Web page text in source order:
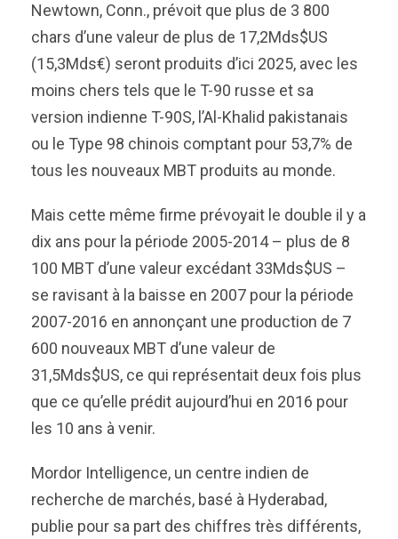
Newtown, Conn., prévoit que plus de 3 800
chars d’une valeur de plus de 17,2Mds$US
(15,3Mds€) seront produits d’ici 2025, avec les
moins chers tels que le T-90 russe et sa
version indienne T-90S, l’Al-Khalid pakistanais
ou le Type 98 chinois comptant pour 53,7% de
tous les nouveaux MBT produits au monde.
Mais cette même firme prévoyait le double il y a
dix ans pour la période 2005-2014 – plus de 8
100 MBT d’une valeur excédant 33Mds$US –
se ravisant à la baisse en 2007 pour la période
2007-2016 en annonçant une production de 7
600 nouveaux MBT d’une valeur de
31,5Mds$US, ce qui représentait deux fois plus
que ce qu’elle prédit aujourd’hui en 2016 pour
les 10 ans à venir.
Mordor Intelligence, un centre indien de
recherche de marchés, basé à Hyderabad,
publie pour sa part des chiffres très différents,